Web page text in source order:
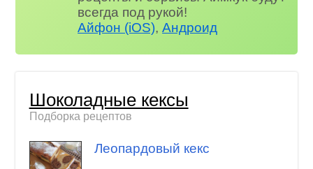
всегда под рукой!
Айфон (iOS),Андроид
Шоколадные кексы
Подборка рецептов
Леопардовый кекс